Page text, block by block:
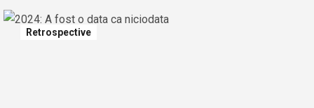
Retrospective